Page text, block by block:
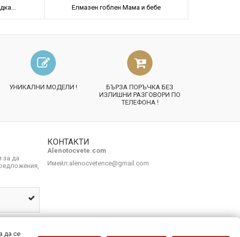
Елмазен гоблен Мама и бебе
УНИКАЛНИ МОДЕЛИ !
БЪРЗА ПОРЪЧКА БЕЗ
ИЗЛИШНИ РАЗГОВОРИ ПО
ТЕЛЕФОНА !
за да
КОНТАКТИ
Alenotocvete.com
Имейл:alenocvetence@gmail.com
да се